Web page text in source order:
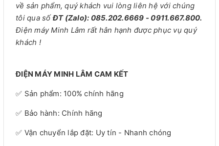
về sản phẩm, quý khách vui lòng liên hệ với chúng
tôi qua sốĐT (Zalo): 085.202.6669 - 0911.667.800.
Điện máy Minh Lâm rất hân hạnh được phục vụ quý
khách !
ĐIỆN MÁY MINH LÂM CAM KẾT
✅ Sản phẩm: 100% chính hãng
✅ Bảo hành: Chính hãng
✅ Vận chuyển lắp đặt: Uy tín - Nhanh chóng